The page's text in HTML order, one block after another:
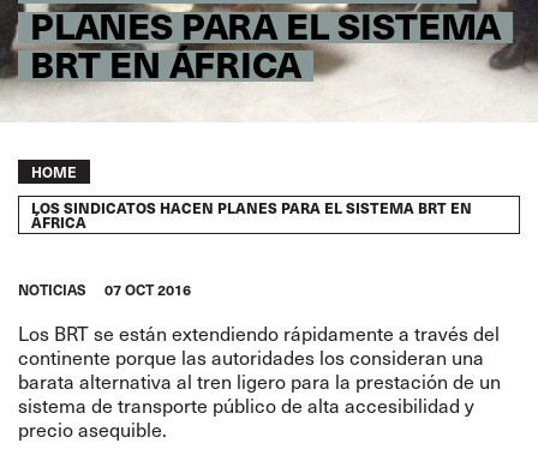
PLANES PARA EL SISTEMA
BRT EN ÁFRICA
Breadcrumb
HOME
LOS SINDICATOS HACEN PLANES PARA EL SISTEMA BRT EN
ÁFRICA
NOTICIAS 07 OCT 2016
Los BRT se están extendiendo rápidamente a través del
continente porque las autoridades los consideran una
barata alternativa al tren ligero para la prestación de un
sistema de transporte público de alta accesibilidad y
precio asequible.